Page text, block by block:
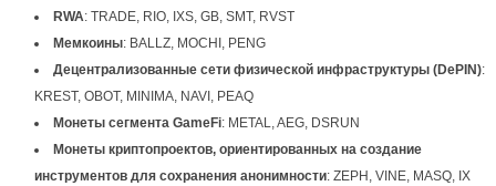
RWA: TRADE, RIO, IXS, GB, SMT, RVST
Мемкоины: BALLZ, MOCHI, PENG
Децентрализованные сети физической инфраструктуры (DePIN):
KREST, OBOT, MINIMA, NAVI, PEAQ
Монеты сегмента GameFi: METAL, AEG, DSRUN
Монеты криптопроектов, ориентированных на создание
инструментов для сохранения анонимности: ZEPH, VINE, MASQ, IX